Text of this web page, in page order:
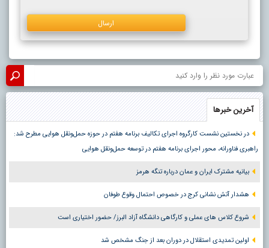
آخرین خبرها
در نخستین نشست کارگروه اجرای تکالیف برنامه هفتم در حوزه حمل‌ونقل هوایی مطرح شد:
راهبری فناورانه، محور اجرای برنامه هفتم در توسعه حمل‌ونقل هوایی
بیانیه مشترک ایران و عمان درباره تنگه هرمز
هشدار آتش نشانی کرج در خصوص احتمال وقوع طوفان
شروع کلاس های عملی و کارگاهی دانشگاه آزاد البرز/ حضور اختیاری است
اولین تمدیدی استقلال در دوران بعد از جنگ مشخص شد